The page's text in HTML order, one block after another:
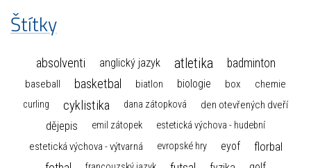
Štítky
absolventi anglický jazyk atletika badminton
baseball basketbal biatlon biologie box chemie
curling cyklistika dana zátopková den otevřených dveří
dějepis emil zátopek estetická výchova - hudební
estetická výchova - výtvarná evropské hry eyof florbal